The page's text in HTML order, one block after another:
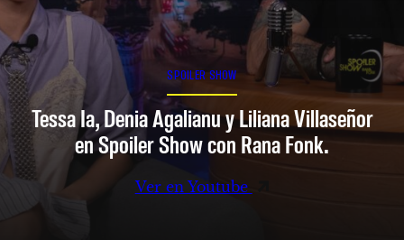
SPOILER SHOW
Tessa Ia, Denia Agalianu y Liliana Villaseñor
en Spoiler Show con Rana Fonk.
Ver en Youtube